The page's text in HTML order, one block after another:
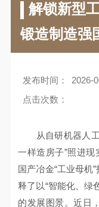
解锁新型
锻造制造强
发布时间：
2026-
点击次数：
从自研机器人工
一样造房子”照进现
国产冶金“工业母
释了以“智能化、绿
的发展图景。近日